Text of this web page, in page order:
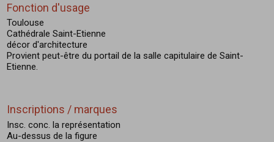
Fonction d'usage
Toulouse
Cathédrale Saint-Etienne
décor d'architecture
Provient peut-être du portail de la salle capitulaire de Saint-
Etienne.
Inscriptions / marques
Insc. conc. la représentation
Au-dessus de la figure